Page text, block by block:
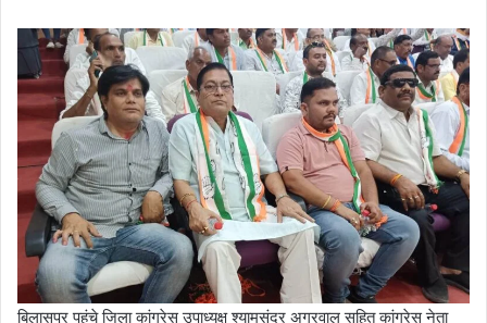
बिलासपुर पहुंचे जिला कांग्रेस उपाध्यक्ष श्यामसुंदर अग्रवाल सहित कांग्रेस नेता